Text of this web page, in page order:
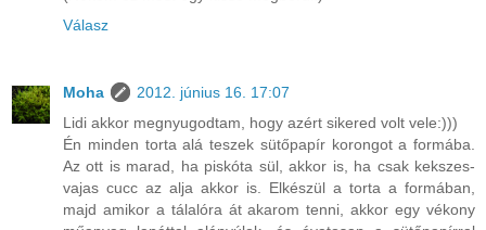
Válasz
Moha
2012. június 16. 17:07
Lidi akkor megnyugodtam, hogy azért sikered volt vele:)))
Én minden torta alá teszek sütőpapír korongot a formába.
Az ott is marad, ha piskóta sül, akkor is, ha csak kekszes-
vajas cucc az alja akkor is. Elkészül a torta a formában,
majd amikor a tálalóra át akarom tenni, akkor egy vékony